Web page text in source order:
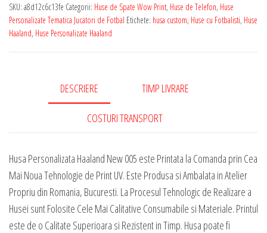
Personalizata
cu
SKU: a8d12c6c13fe Categorii: Huse de Spate Wow Print, Huse de Telefon, Huse
Personalizate Tematica Jucatori de Fotbal Etichete: husa custom, Huse cu Fotbalisti, Huse
Haaland, Huse Personalizate Haaland
DESCRIERE TIMP LIVRARE
COSTURI TRANSPORT
Husa Personalizata Haaland New 005 este Printata la Comanda prin Cea
Mai Noua Tehnologie de Print UV. Este Produsa si Ambalata in Atelier
Propriu din Romania, Bucuresti. La Procesul Tehnologic de Realizare a
Husei sunt Folosite Cele Mai Calitative Consumabile si Materiale. Printul
este de o Calitate Superioara si Rezistent in Timp. Husa poate fi